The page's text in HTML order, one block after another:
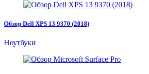
Обзор Dell XPS 13 9370 (2018)
Ноутбуки